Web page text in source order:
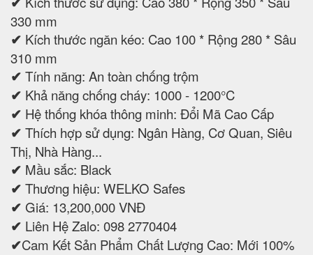
330 mm
✔ Kích thước ngăn kéo: Cao 100 * Rộng 280 * Sâu
310 mm
✔ Tính năng: An toàn chống trộm
✔ Khả năng chống cháy: 1000 - 1200°C
✔ Hệ thống khóa thông minh: Đổi Mã Cao Cấp
✔ Thích hợp sử dụng: Ngân Hàng, Cơ Quan, Siêu
Thị, Nhà Hàng...
✔ Mầu sắc: Black
✔ Thương hiệu: WELKO Safes
✔ Giá: 13,200,000 VNĐ
✔ Liên Hệ Zalo: 098 2770404
✔Cam Kết Sản Phẩm Chất Lượng Cao: Mới 100%